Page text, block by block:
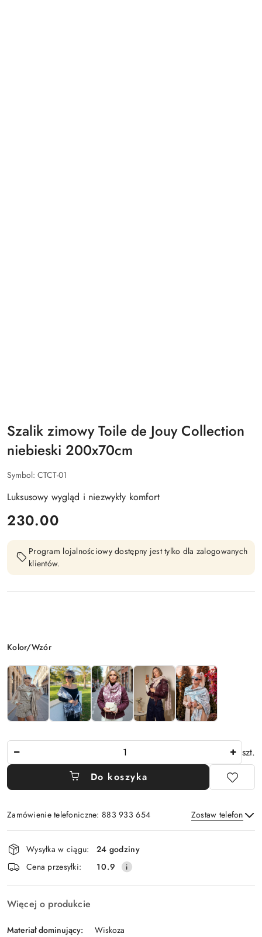
Szalik zimowy Toile de Jouy Collection
niebieski 200x70cm
Symbol: CTCT-01
Luksusowy wygląd i niezwykły komfort
cena:
230.00
Program lojalnościowy dostępny jest tylko dla zalogowanych
klientów.
Wariant
Kolor/Wzór
szt.
Do koszyka
Zamówienie telefoniczne: 883 933 654 Zostaw telefon
Wyślij
Dostępność
i
dostawa
Wysyłka w ciągu:
24 godziny
Cena przesyłki:
10.9
Więcej o produkcie
Materiał dominujący: Wiskoza